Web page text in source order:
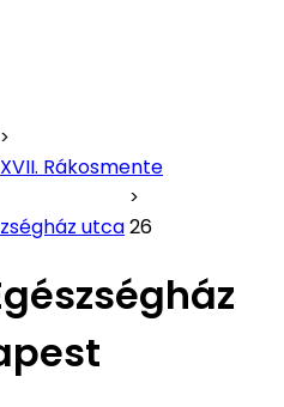
XVII. Rákosmente
utca26